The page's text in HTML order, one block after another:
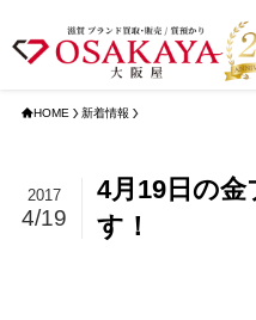
HOME 新着情報
4月19日の
す！
2017
4/19